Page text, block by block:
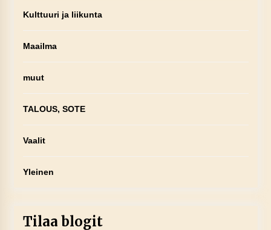
Kulttuuri ja liikunta
Maailma
muut
TALOUS, SOTE
Vaalit
Yleinen
Tilaa blogit